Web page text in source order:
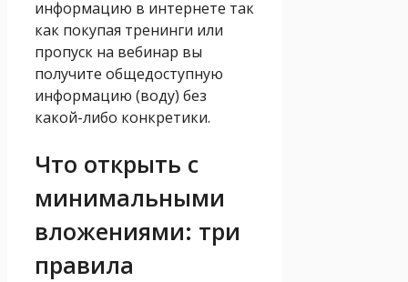
информацию в интернете так
как покупая тренинги или
пропуск на вебинар вы
получите общедоступную
информацию (воду) без
какой-либо конкретики.
Что открыть с
минимальными
вложениями: три
правила